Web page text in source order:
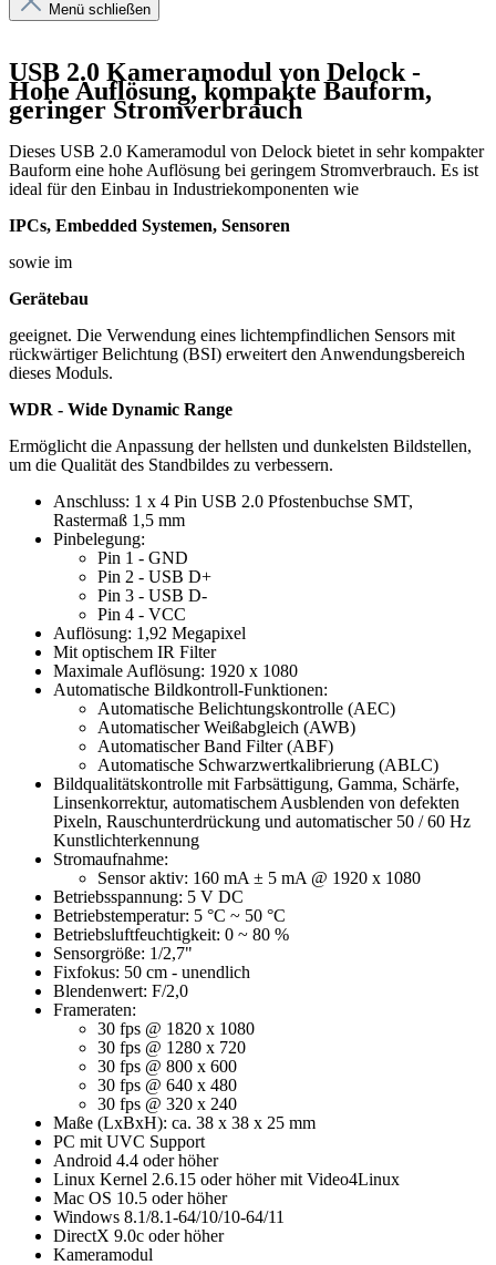
Menü schließen
USB 2.0 Kameramodul von Delock -
Hohe Auflösung, kompakte Bauform,
geringer Stromverbrauch
Dieses USB 2.0 Kameramodul von Delock bietet in sehr kompakter
Bauform eine hohe Auflösung bei geringem Stromverbrauch. Es ist
ideal für den Einbau in Industriekomponenten wie
IPCs, Embedded Systemen, Sensoren
sowie im
Gerätebau
geeignet. Die Verwendung eines lichtempfindlichen Sensors mit
rückwärtiger Belichtung (BSI) erweitert den Anwendungsbereich
dieses Moduls.
WDR - Wide Dynamic Range
Ermöglicht die Anpassung der hellsten und dunkelsten Bildstellen,
um die Qualität des Standbildes zu verbessern.
Anschluss: 1 x 4 Pin USB 2.0 Pfostenbuchse SMT,
Rastermaß 1,5 mm
Pinbelegung:
Pin 1 - GND
Pin 2 - USB D+
Pin 3 - USB D-
Pin 4 - VCC
Auflösung: 1,92 Megapixel
Mit optischem IR Filter
Maximale Auflösung: 1920 x 1080
Automatische Bildkontroll-Funktionen:
Automatische Belichtungskontrolle (AEC)
Automatischer Weißabgleich (AWB)
Automatischer Band Filter (ABF)
Automatische Schwarzwertkalibrierung (ABLC)
Bildqualitätskontrolle mit Farbsättigung, Gamma, Schärfe,
Linsenkorrektur, automatischem Ausblenden von defekten
Pixeln, Rauschunterdrückung und automatischer 50 / 60 Hz
Kunstlichterkennung
Stromaufnahme:
Sensor aktiv: 160 mA ± 5 mA @ 1920 x 1080
Betriebsspannung: 5 V DC
Betriebstemperatur: 5 °C ~ 50 °C
Betriebsluftfeuchtigkeit: 0 ~ 80 %
Sensorgröße: 1/2,7"
Fixfokus: 50 cm - unendlich
Blendenwert: F/2,0
Frameraten:
30 fps @ 1820 x 1080
30 fps @ 1280 x 720
30 fps @ 800 x 600
30 fps @ 640 x 480
30 fps @ 320 x 240
Maße (LxBxH): ca. 38 x 38 x 25 mm
PC mit UVC Support
Android 4.4 oder höher
Linux Kernel 2.6.15 oder höher mit Video4Linux
Mac OS 10.5 oder höher
Windows 8.1/8.1-64/10/10-64/11
DirectX 9.0c oder höher
Kameramodul